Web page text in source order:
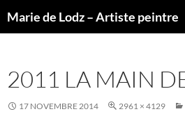
auMarie de Lodz – Artiste peintre
2011 LA MAIN
17 NOVEMBRE 2014 2961 × 4129